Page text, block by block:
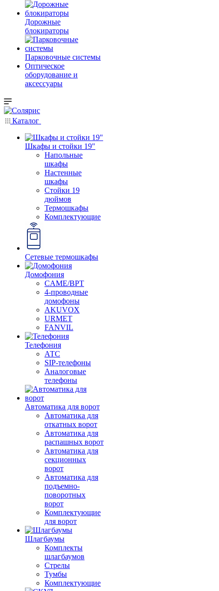
Дорожные
блокираторы
Парковочные системы
Оптическое
оборудование и
аксессуары
Каталог
Шкафы и стойки 19"
Напольные
шкафы
Настенные
шкафы
Стойки 19
дюймов
Термошкафы
Комплектующие
Сетевые термошкафы
Домофония
CAME/BPT
4-проводные
домофоны
AKUVOX
URMET
FANVIL
Телефония
АТС
SIP-телефоны
Аналоговые
телефоны
Автоматика для ворот
Автоматика для
откатных ворот
Автоматика для
распашных ворот
Автоматика для
секционных
ворот
Автоматика для
подъемно-
поворотных
ворот
Комплектующие
для ворот
Шлагбаумы
Комплекты
шлагбаумов
Стрелы
Тумбы
Комплектующие